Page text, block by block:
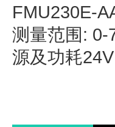
FMU230E-
测量范围:
源及功耗24V